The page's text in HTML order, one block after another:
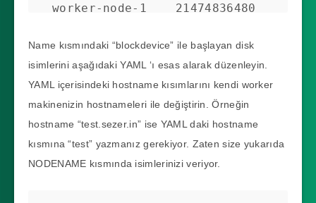
worker-node-1    21474836480
blockdevice-
3ec130dc1aa932eb4c5af1db4d73ea1b
worker-node-2    21474836480
Unclaimed   Active   2m12s
Name kısmındaki “blockdevice” ile başlayan disk
isimlerini aşağıdaki YAML ‘ı esas alarak düzenleyin.
YAML içerisindeki hostname kısımlarını kendi worker
makinenizin hostnameleri ile değiştirin. Örneğin
hostname “test.sezer.in” ise YAML daki hostname
kısmına “test” yazmanız gerekiyor. Zaten size yukarıda
NODENAME kısmında isimlerinizi veriyor.